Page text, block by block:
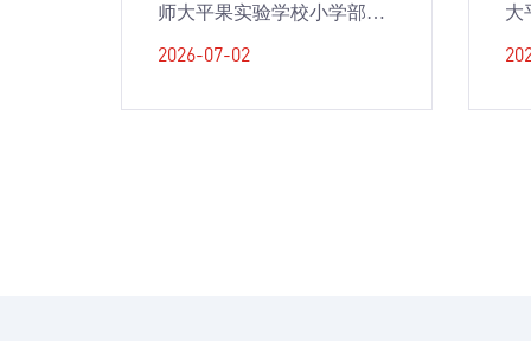
师大平果实验学校小学部
2026-07-02
大